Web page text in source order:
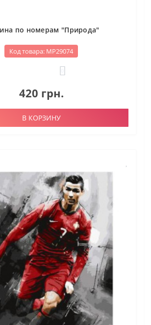
по номерам "Природа"
Код товара: МР29074
420 грн.
В КОРЗИНУ